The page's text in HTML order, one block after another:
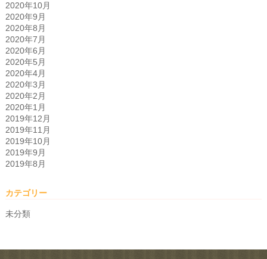
2020年10月
2020年9月
2020年8月
2020年7月
2020年6月
2020年5月
2020年4月
2020年3月
2020年2月
2020年1月
2019年12月
2019年11月
2019年10月
2019年9月
2019年8月
カテゴリー
未分類